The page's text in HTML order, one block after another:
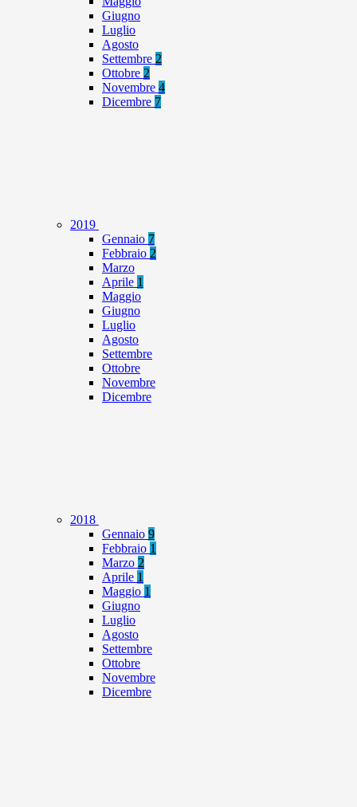
Giugno
Luglio
Agosto
Settembre 2
Ottobre 2
Novembre 4
Dicembre 7
2019
Gennaio 7
Febbraio 2
Marzo
Aprile 1
Maggio
Giugno
Luglio
Agosto
Settembre
Ottobre
Novembre
Dicembre
2018
Gennaio 9
Febbraio 1
Marzo 2
Aprile 1
Maggio 1
Giugno
Luglio
Agosto
Settembre
Ottobre
Novembre
Dicembre